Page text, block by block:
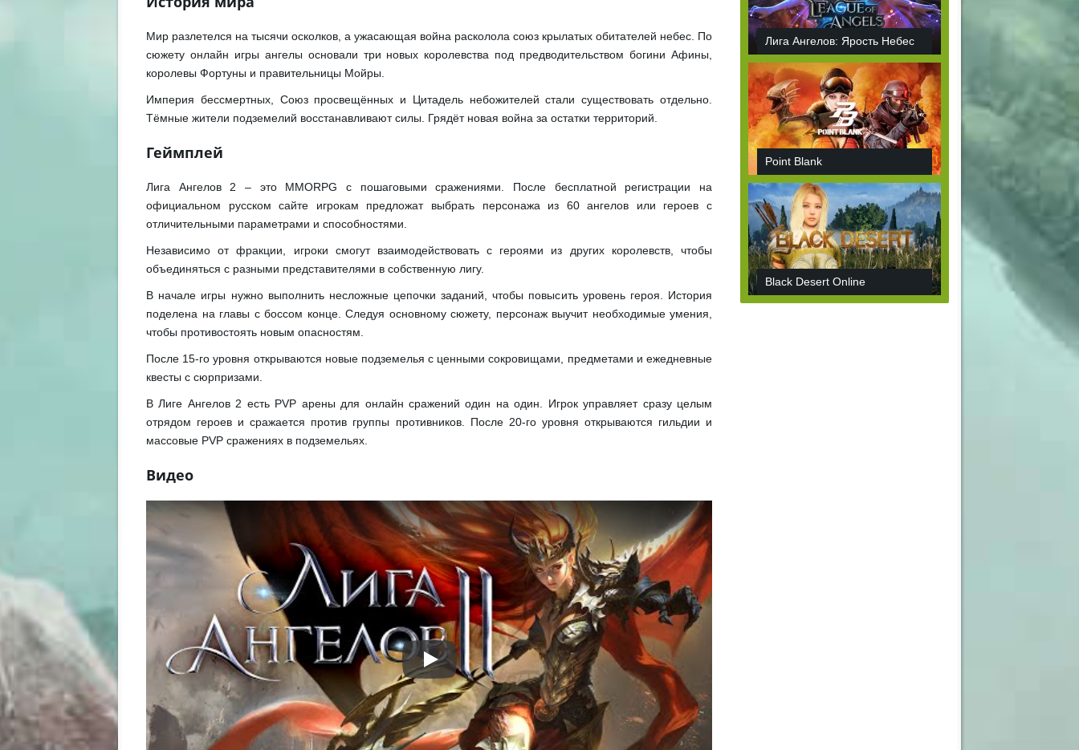
Мир разлетелся на тысячи осколков, а ужасающая война расколола союз крылатых обитателей небес. По
сюжету онлайн игры ангелы основали три новых королевства под предводительством богини Афины,
королевы Фортуны и правительницы Мойры.
Империя бессмертных, Союз просвещённых и Цитадель небожителей стали существовать отдельно.
Тёмные жители подземелий восстанавливают силы. Грядёт новая война за остатки территорий.
Геймплей
Лига Ангелов 2 – это MMORPG с пошаговыми сражениями. После бесплатной регистрации на
официальном русском сайте игрокам предложат выбрать персонажа из 60 ангелов или героев с
отличительными параметрами и способностями.
Независимо от фракции, игроки смогут взаимодействовать с героями из других королевств, чтобы
объединяться с разными представителями в собственную лигу.
В начале игры нужно выполнить несложные цепочки заданий, чтобы повысить уровень героя. История
поделена на главы с боссом конце. Следуя основному сюжету, персонаж выучит необходимые умения,
чтобы противостоять новым опасностям.
После 15-го уровня открываются новые подземелья с ценными сокровищами, предметами и ежедневные
квесты с сюрпризами.
В Лиге Ангелов 2 есть PVP арены для онлайн сражений один на один. Игрок управляет сразу целым
отрядом героев и сражается против группы противников. После 20-го уровня открываются гильдии и
массовые PVP сражениях в подземельях.
Видео
Play
Лига Ангелов: Ярость Небес
Point Blank
Black Desert Online